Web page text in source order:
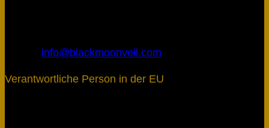
info@blackmoonveil.com
Verantwortliche Person in der EU